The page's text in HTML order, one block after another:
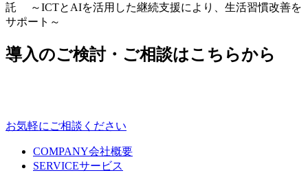
託 ～ICTとAIを活用した継続支援により、生活習慣改善を
サポート～
導入のご検討・ご相談はこちらから
お気軽にご相談ください
COMPANY会社概要
SERVICEサービス